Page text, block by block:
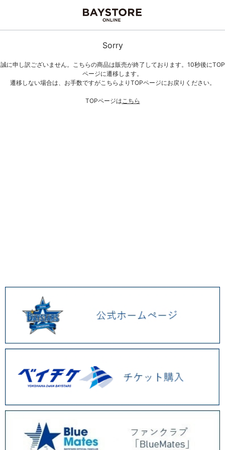
Sorry
誠に申し訳ございません。こちらの商品は販売が終了しております。10秒後にTOP
ページに遷移します。
遷移しない場合は、お手数ですがこちらよりTOPページにお戻りください。
TOPページはこちら